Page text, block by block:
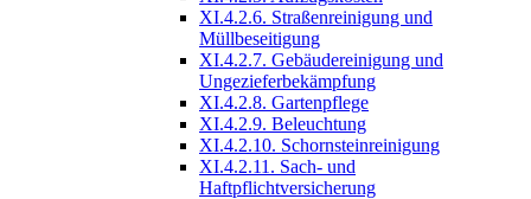
XI.4.2.6. Straßenreinigung und
Müllbeseitigung
XI.4.2.7. Gebäudereinigung und
Ungezieferbekämpfung
XI.4.2.8. Gartenpflege
XI.4.2.9. Beleuchtung
XI.4.2.10. Schornsteinreinigung
XI.4.2.11. Sach- und
Haftpflichtversicherung